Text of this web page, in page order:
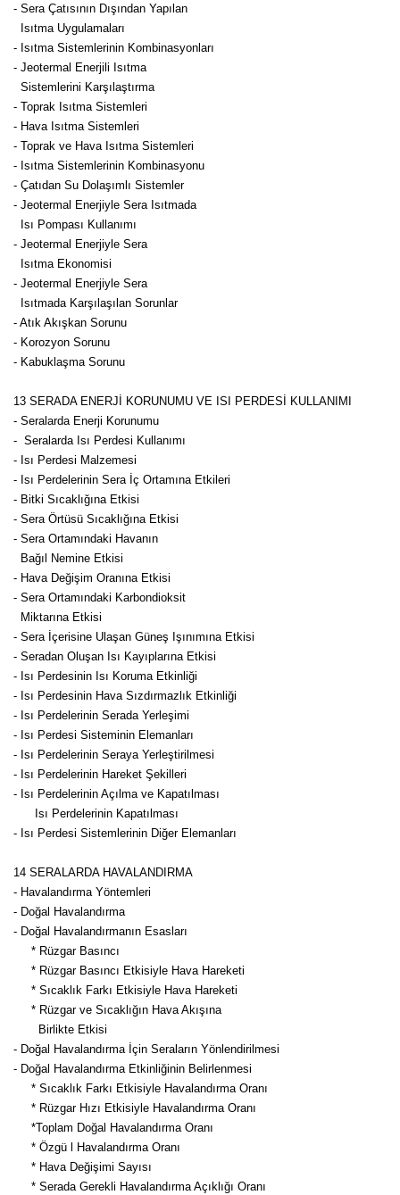
- Sera Çatısının Dışından Yapılan
Isıtma Uygulamaları
- Isıtma Sistemlerinin Kombinasyonları
- Jeotermal Enerjili Isıtma
Sistemlerini Karşılaştırma
- Toprak Isıtma Sistemleri
- Hava Isıtma Sistemleri
- Toprak ve Hava Isıtma Sistemleri
- Isıtma Sistemlerinin Kombinasyonu
- Çatıdan Su Dolaşımlı Sistemler
- Jeotermal Enerjiyle Sera Isıtmada
Isı Pompası Kullanımı
- Jeotermal Enerjiyle Sera
Isıtma Ekonomisi
- Jeotermal Enerjiyle Sera
Isıtmada Karşılaşılan Sorunlar
- Atık Akışkan Sorunu
- Korozyon Sorunu
- Kabuklaşma Sorunu
13 SERADA ENERJİ KORUNUMU VE ISI PERDESİ KULLANIMI
- Seralarda Enerji Korunumu
- Seralarda Isı Perdesi Kullanımı
- Isı Perdesi Malzemesi
- Isı Perdelerinin Sera İç Ortamına Etkileri
- Bitki Sıcaklığına Etkisi
- Sera Örtüsü Sıcaklığına Etkisi
- Sera Ortamındaki Havanın
Bağıl Nemine Etkisi
- Hava Değişim Oranına Etkisi
- Sera Ortamındaki Karbondioksit
Miktarına Etkisi
- Sera İçerisine Ulaşan Güneş Işınımına Etkisi
- Seradan Oluşan Isı Kayıplarına Etkisi
- Isı Perdesinin Isı Koruma Etkinliği
- Isı Perdesinin Hava Sızdırmazlık Etkinliği
- Isı Perdelerinin Serada Yerleşimi
- Isı Perdesi Sisteminin Elemanları
- Isı Perdelerinin Seraya Yerleştirilmesi
- Isı Perdelerinin Hareket Şekilleri
- Isı Perdelerinin Açılma ve Kapatılması
Isı Perdelerinin Kapatılması
- Isı Perdesi Sistemlerinin Diğer Elemanları
14 SERALARDA HAVALANDIRMA
- Havalandırma Yöntemleri
- Doğal Havalandırma
- Doğal Havalandırmanın Esasları
* Rüzgar Basıncı
* Rüzgar Basıncı Etkisiyle Hava Hareketi
* Sıcaklık Farkı Etkisiyle Hava Hareketi
* Rüzgar ve Sıcaklığın Hava Akışına
Birlikte Etkisi
- Doğal Havalandırma İçin Seraların Yönlendirilmesi
- Doğal Havalandırma Etkinliğinin Belirlenmesi
* Sıcaklık Farkı Etkisiyle Havalandırma Oranı
* Rüzgar Hızı Etkisiyle Havalandırma Oranı
*Toplam Doğal Havalandırma Oranı
* Özgü l Havalandırma Oranı
* Hava Değişimi Sayısı
* Serada Gerekli Havalandırma Açıklığı Oranı